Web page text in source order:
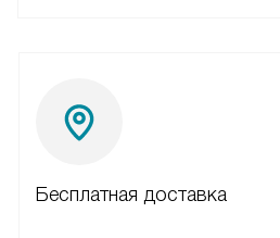
Бесплатная доставка